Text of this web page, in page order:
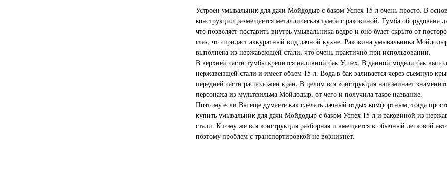
Устроен умывальник для дачи Мойдодыр с баком Успех 15 л очень просто. В
конструкции размещается металлическая тумба с раковиной. Тумба оборудована
что позволяет поставить внутрь умывальника ведро и оно будет скрыто от
глаз, что придаст аккуратный вид дачной кухне. Раковина умывальника
выполнена из нержавеющей стали, что очень практично при использовании.
В верхней части тумбы крепится наливной бак Успех. В данной модели бак
нержавеющей стали и имеет объем 15 л. Вода в бак заливается через съемную
передней части расположен кран. В целом вся конструкция напоминает
персонажа из мультфильма Мойдодыр, от чего и получила такое название.
Поэтому если Вы еще думаете как сделать дачный отдых комфортным, тогда
купить умывальник для дачи Мойдодыр с баком Успех 15 л и раковиной из
стали. К тому же вся конструкция разборная и вмещается в обычный легковой
поэтому проблем с транспортировкой не возникнет.